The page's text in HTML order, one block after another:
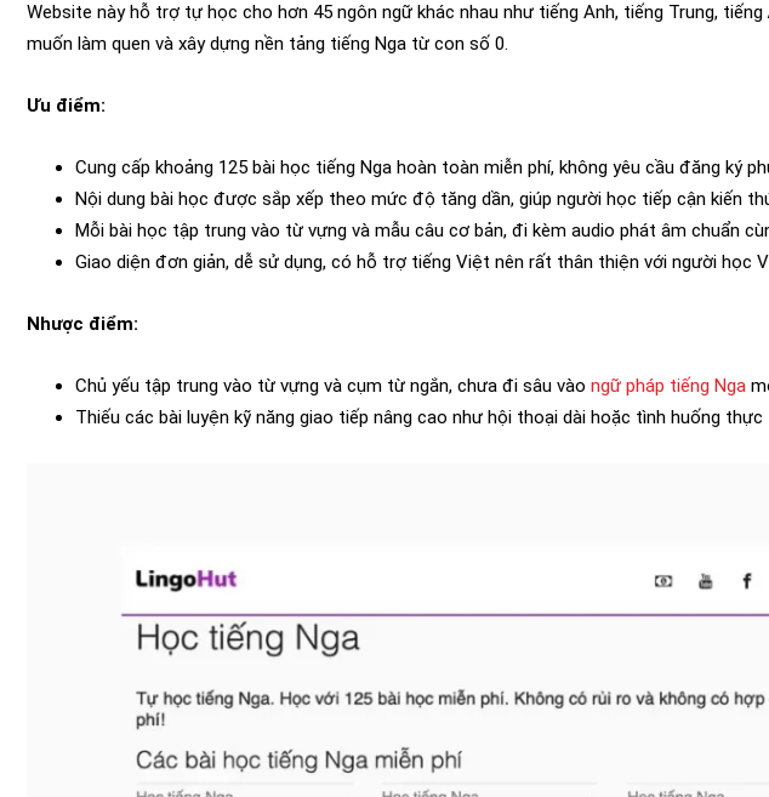
Website này hỗ trợ tự học cho hơn 45 ngôn ngữ khác nhau như tiếng Anh, tiếng Trung,
muốn làm quen và xây dựng nền tảng tiếng Nga từ con số 0.
Ưu điểm:
Cung cấp khoảng 125 bài học tiếng Nga hoàn toàn miễn phí, không yêu cầu đăng ký
Nội dung bài học được sắp xếp theo mức độ tăng dần, giúp người học tiếp cận kiến
Mỗi bài học tập trung vào từ vựng và mẫu câu cơ bản, đi kèm audio phát âm chuẩn
Giao diện đơn giản, dễ sử dụng, có hỗ trợ tiếng Việt nên rất thân thiện với người học
Nhược điểm:
Chủ yếu tập trung vào từ vựng và cụm từ ngắn, chưa đi sâu vào ngữ pháp tiếng Nga
Thiếu các bài luyện kỹ năng giao tiếp nâng cao như hội thoại dài hoặc tình huống